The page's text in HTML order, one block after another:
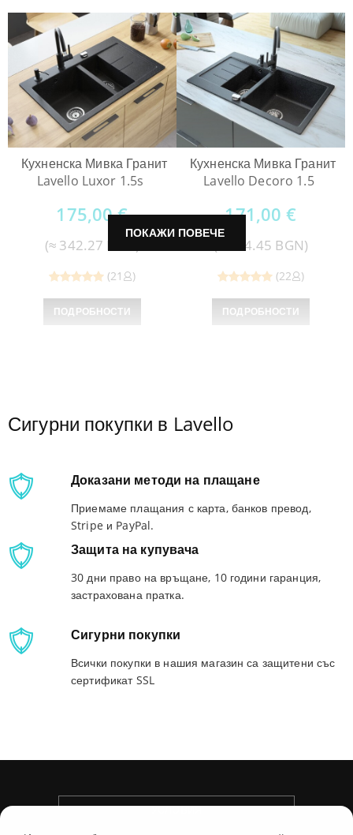
Кухненска Мивка Гранит
Lavello Luxor 1.5s
175,00€
(≈ 342.27 BGN)
5out of
(21 )
ПОДРОБНОСТИ
Кухненска Мивка Гранит
Lavello Decoro 1.5
171,00€
(≈ 334.45 BGN)
5out of
(22 )
ПОДРОБНОСТИ
→
ПОКАЖИ ПОВЕЧЕ
Сигурни покупки в Lavello
Доказани методи на плащане
Приемаме плащания с карта, банков превод,
Stripe и PayPal.
Защита на купувача
30 дни право на връщане, 10 години гаранция,
застрахована пратка.
Сигурни покупки
Всички покупки в нашия магазин са защитени със
сертификат SSL
УСЛОВИЯ